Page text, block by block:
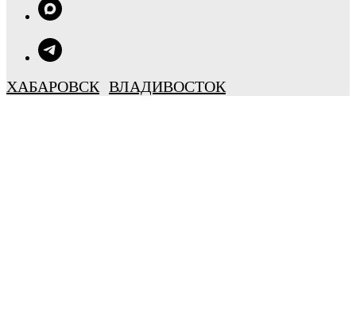
ХАБАРОВСК ВЛАДИВОСТОК